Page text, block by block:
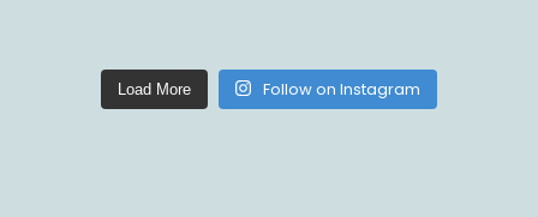
Load More Follow on Instagram